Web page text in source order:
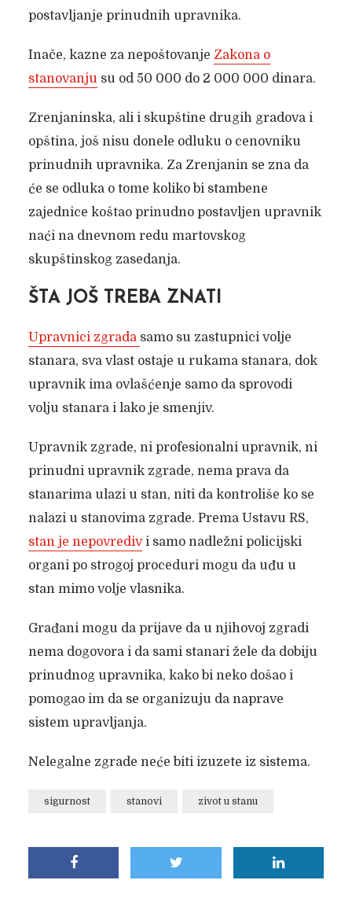
postavljanje prinudnih upravnika.
Inače, kazne za nepoštovanje Zakona o
stanovanjusu od 50 000 do 2 000 000 dinara.
Zrenjaninska, ali i skupštine drugih gradova i
opština, još nisu donele odluku o cenovniku
prinudnih upravnika. Za Zrenjanin se zna da
će se odluka o tome koliko bi stambene
zajednice koštao prinudno postavljen upravnik
naći na dnevnom redu martovskog
skupštinskog zasedanja.
ŠTA JOŠ TREBA ZNATI
Upravnici zgrada samo su zastupnici volje
stanara, sva vlast ostaje u rukama stanara, dok
upravnik ima ovlašćenje samo da sprovodi
volju stanara i lako je smenjiv.
Upravnik zgrade, ni profesionalni upravnik, ni
prinudni upravnik zgrade, nema prava da
stanarima ulazi u stan, niti da kontroliše ko se
nalazi u stanovima zgrade. Prema Ustavu RS,
stan je nepovredivi samo nadležni policijski
organi po strogoj proceduri mogu da uđu u
stan mimo volje vlasnika.
Građani mogu da prijave da u njihovoj zgradi
nema dogovora i da sami stanari žele da dobiju
prinudnog upravnika, kako bi neko došao i
pomogao im da se organizuju da naprave
sistem upravljanja.
Nelegalne zgrade neće biti izuzete iz sistema.
sigurnost stanovi zivot u stanu